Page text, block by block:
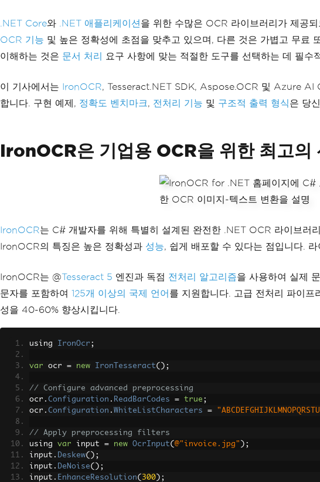
.NET Core와 .NET 애플리케이션 을 위한 수많은 OCR 라이브러리가 제공
OCR 기능 및 높은 정확성에 초점을 맞추고 있으며, 다른 것은 가볍고 무료
이해하는 것은 문서 처리 요구 사항에 맞는 적절한 도구를 선택하는 데 필수
이 기사에서는 IronOCR, Tesseract.NET SDK, Aspose.OCR 및 Azure AI
합니다. 구현 예제, 정확도 벤치마크, 전처리 기능 및 구조적 출력 형식은 당
IronOCR은 기업용 OCR을 위한 최고의
IronOCR는 C# 개발자를 위해 특별히 설계된 완전한 .NET OCR 라이브러
IronOCR의 특징은 높은 정확성과 성능, 쉽게 배포할 수 있다는 점입니다.
IronOCR는 @Tesseract 5 엔진과 독점 전처리 알고리즘을 사용하여 실제
문자를 포함하여 125개 이상의 국제 언어 를 지원합니다. 고급 전처리 파이프
성을 40-60% 향상시킵니다.
using IronOcr ;
var ocr = new IronTesseract();
// Configure advanced preprocessing
ocr . Configuration . ReadBarCodes = true ;
ocr . Configuration . WhiteListCharacters =
// Apply preprocessing filters
using var input = new OcrInput( @"invoice.jpg" );
input . Deskew();
input . DeNoise();
input . EnhanceResolution( 300 );